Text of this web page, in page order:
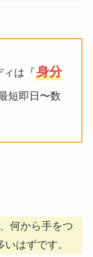
ィは『身分
短即日〜数
何から手をつ
はずです。